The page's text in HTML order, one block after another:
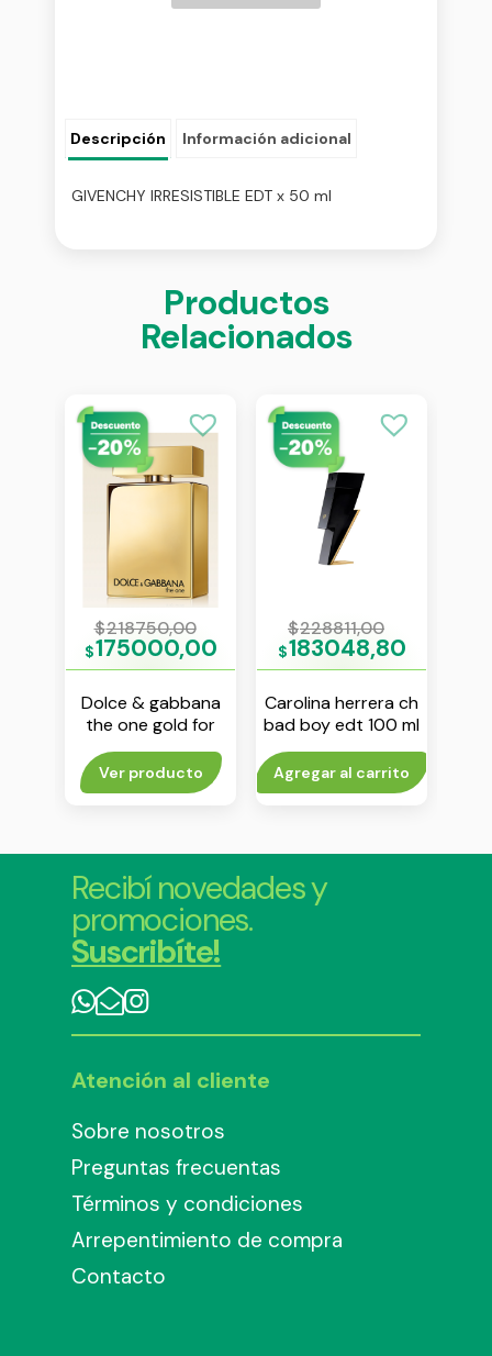
Descripción Información adicional
GIVENCHY IRRESISTIBLE EDT x 50 ml
Productos
Relacionados
$218750,00
$175000,00
Dolce & gabbana
the one gold for
men dolce &
gabbana edp 100
ml
Ver producto
$228811,00
$183048,80
Carolina herrera ch
bad boy edt 100 ml
Agregar al carrito
Recibí novedades y
promociones.
Suscribíte!
Atención al cliente
Sobre nosotros
Preguntas frecuentas
Términos y condiciones
Arrepentimiento de compra
Contacto